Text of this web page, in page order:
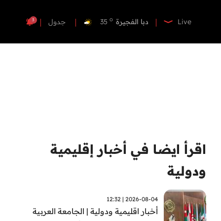
Live دبا الفجيرة 35 o جدول 3
اقرأ ايضا في أخبار إقليمية
ودولية
2026-08-04 | 12:32
أخبار اقليمية ودولية | الجامعة العربية